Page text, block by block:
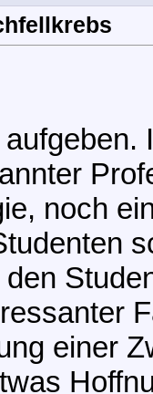
noch
einer